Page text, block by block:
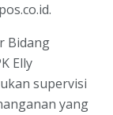
Bidang
Elly
supervisi
yang